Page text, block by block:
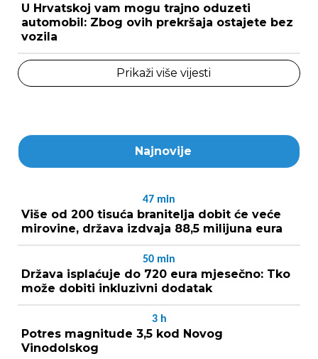
U Hrvatskoj vam mogu trajno oduzeti
automobil: Zbog ovih prekršaja ostajete bez
vozila
Prikaži više vijesti
Najnovije
47 min
Više od 200 tisuća branitelja dobit će veće
mirovine, država izdvaja 88,5 milijuna eura
50 min
Država isplaćuje do 720 eura mjesečno: Tko
može dobiti inkluzivni dodatak
3 h
Potres magnitude 3,5 kod Novog
Vinodolskog